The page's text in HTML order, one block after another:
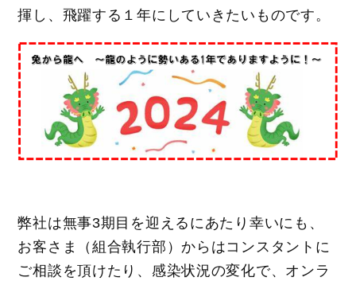
揮し、飛躍する１年にしていきたいものです。
弊社は無事3期目を迎えるにあたり幸いにも、
お客さま（組合執行部）からはコンスタントに
ご相談を頂けたり、感染状況の変化で、オンラ